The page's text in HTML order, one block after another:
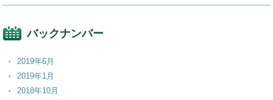
バックナンバー
2019年6月
2019年1月
2018年10月